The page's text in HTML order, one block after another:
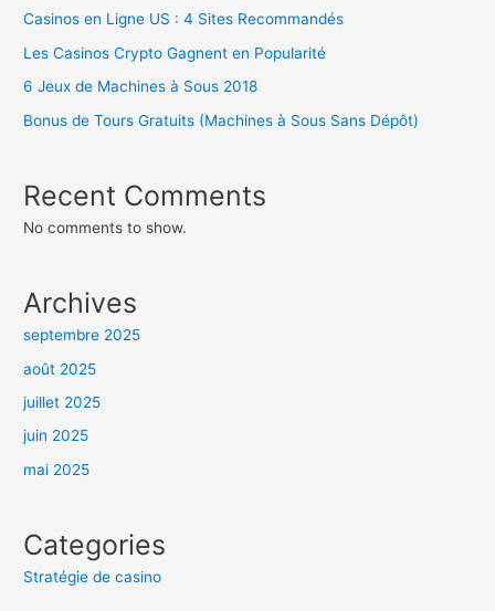
Casinos en Ligne US : 4 Sites Recommandés
Les Casinos Crypto Gagnent en Popularité
6 Jeux de Machines à Sous 2018
Bonus de Tours Gratuits (Machines à Sous Sans Dépôt)
Recent Comments
No comments to show.
Archives
septembre 2025
août 2025
juillet 2025
juin 2025
mai 2025
Categories
Stratégie de casino